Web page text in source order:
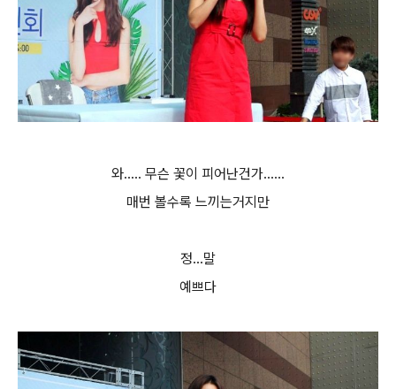
와..... 무슨 꽃이 피어난건가......
매번 볼수록 느끼는거지만
정...말
예쁘다